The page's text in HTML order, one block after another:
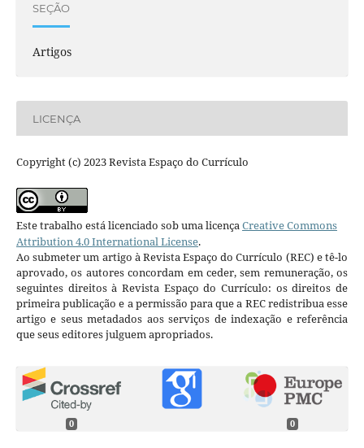
SEÇÃO
Artigos
LICENÇA
Copyright (c) 2023 Revista Espaço do Currículo
Este trabalho está licenciado sob uma licençaCreative Commons
Attribution 4.0 International License.
Ao submeter um artigo à Revista Espaço do Currículo (REC) e tê-lo
aprovado, os autores concordam em ceder, sem remuneração, os
seguintes direitos à Revista Espaço do Currículo: os direitos de
primeira publicação e a permissão para que a REC redistribua esse
artigo e seus metadados aos serviços de indexação e referência
que seus editores julguem apropriados.
0 0